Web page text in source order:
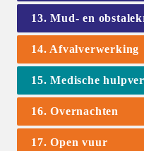
13. Mud- en
14. Afvalverwerking
15. Medische
16. Overnachten
17. Open vuur